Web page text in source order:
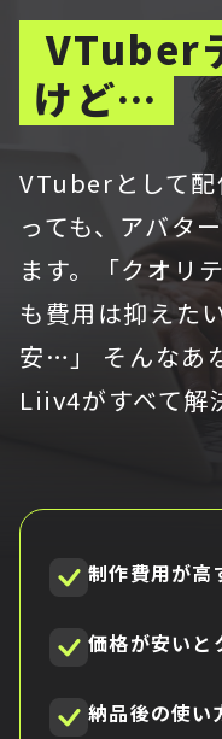
VTuber
けど…
VTuberとして
っても、アバタ
ます。「クオリ
も費用は抑えた
安…」 そんなあ
Liiv4がすべて解
制作費用が高
価格が安いと
納品後の使い